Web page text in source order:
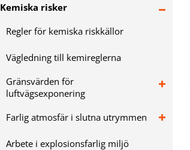
Kemiska risker
Regler för kemiska riskkällor
Vägledning till kemireglerna
Gränsvärden för
luftvägsexponering
Farlig atmosfär i slutna utrymmen
Arbete i explosionsfarlig miljö